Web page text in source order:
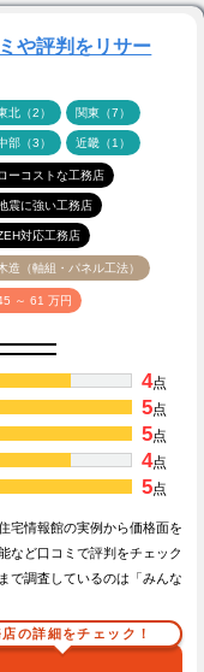
や評判をリサー
北（2） 関東（7）
部（3） 近畿（1）
ーコストな工務店
震に強い工務店
対応工務店
造（軸組・パネル工法）
～ 61 万円
4点
5点
5点
4点
5点
宅情報館の実例から価格面を
など口コミで評判をチェック
で調査しているのは「みんな
の詳細をチェック！